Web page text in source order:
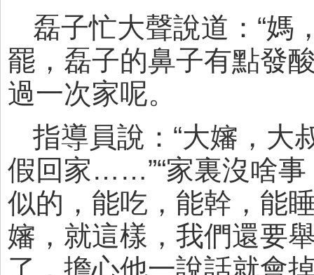
磊子忙大聲說道：“媽
罷，磊子的鼻子有點發
過一次家呢。
指導員說：“大嬸，大
假回家……”“家裏沒啥事
似的，能吃，能幹，能
嬸，就這樣，我們還要
了，擔心他一說話就會